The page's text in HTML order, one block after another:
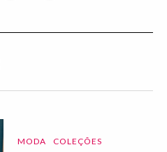
MODA COLEÇÕES